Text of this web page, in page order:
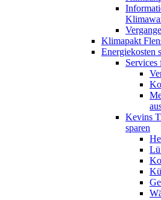
Klimapakt
Energiekosten
Services
Kevins
sparen